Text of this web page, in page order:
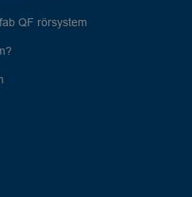
QF rörsystem